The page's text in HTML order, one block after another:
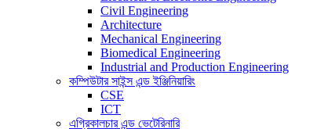
Civil Engineering
Architecture
Mechanical Engineering
Biomedical Engineering
Industrial and Production Engineering
কম্পিউটার সাইন্স এন্ড ইঞ্জিনিয়ারিং
CSE
ICT
এগ্রিকালচার এন্ড ভেটেরিনারি